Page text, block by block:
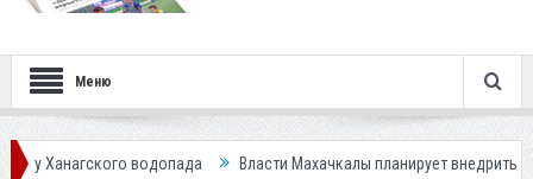
Меню
Власти Махачкалы планирует внедрить новую систему для